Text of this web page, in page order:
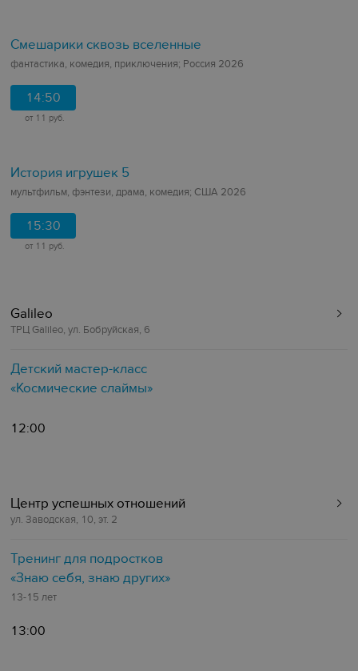
Смешарики сквозь вселенные
фантастика, комедия, приключения; Россия 2026
14:50
от 11 руб.
История игрушек 5
мультфильм, фэнтези, драма, комедия; США 2026
15:30
от 11 руб.
Galileo
ТРЦ Galileo, ул. Бобруйская, 6
Детский мастер-класс
«Космические слаймы»
12:00
Центр успешных отношений
ул. Заводская, 10, эт. 2
Тренинг для подростков
«Знаю себя, знаю других»
13-15 лет
13:00